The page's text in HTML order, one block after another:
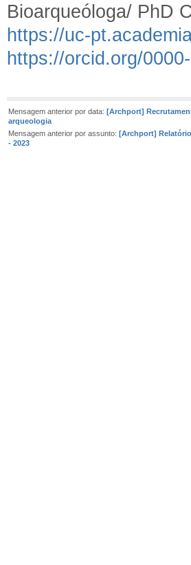
Bioarqueóloga/ PhD
https://uc-
https://orcid.org/
Mensagem anterior por data: [Archport]
arqueologia
Mensagem anterior por assunto: [Archport]
- 2023